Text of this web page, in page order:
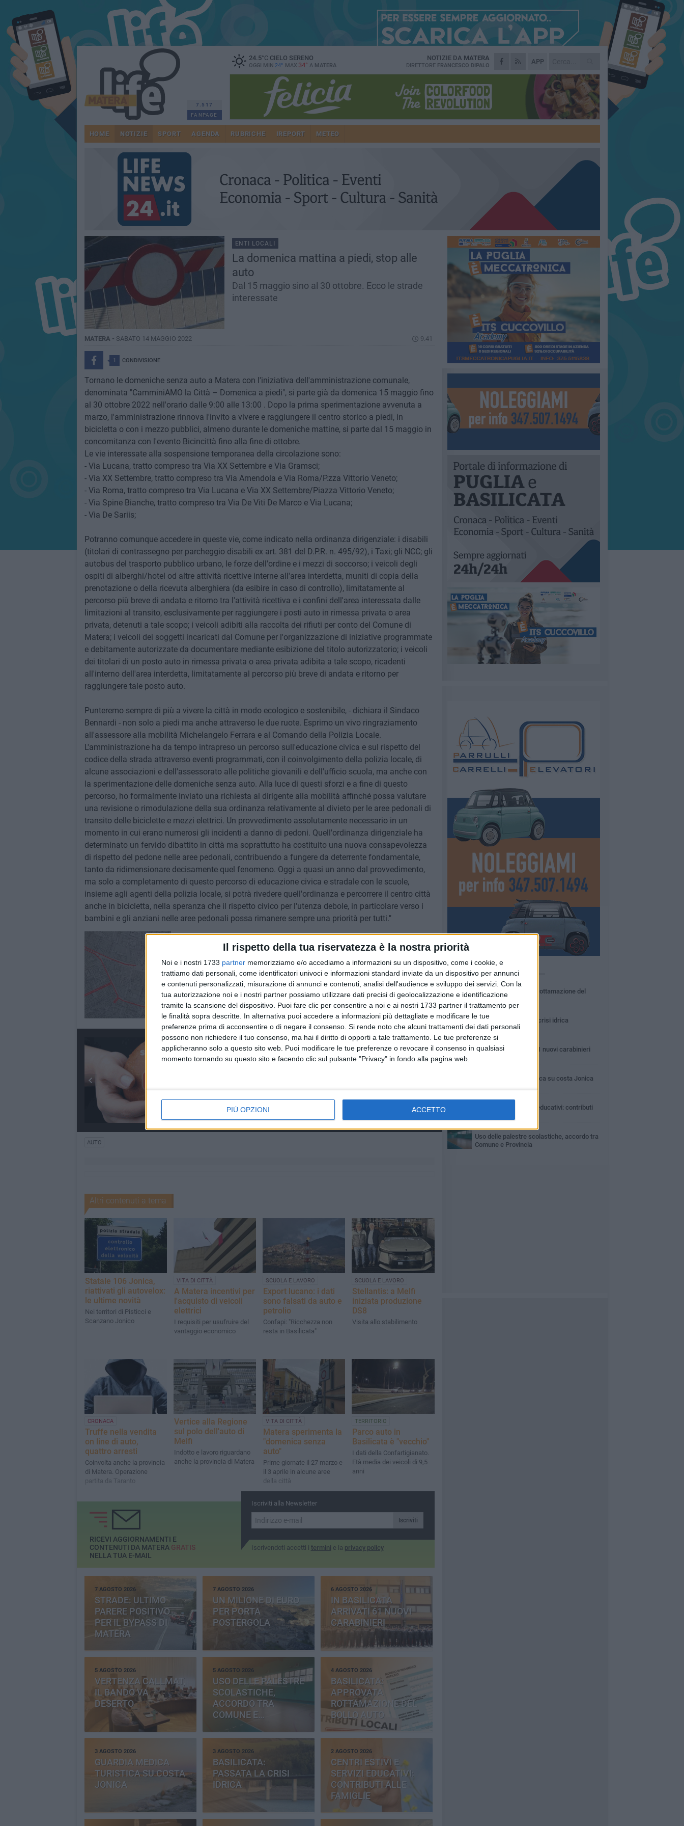
Il rispetto della tua riservatezza è la nostra priorità
Noi e i nostri 1733 partner memorizziamo e/o accediamo a informazioni su un dispositivo, come i cookie, e
trattiamo dati personali, come identificatori univoci e informazioni standard inviate da un dispositivo per annunci
e contenuti personalizzati, misurazione di annunci e contenuti, analisi dell'audience e sviluppo dei servizi. Con la
tua autorizzazione noi e i nostri partner possiamo utilizzare dati precisi di geolocalizzazione e identificazione
tramite la scansione del dispositivo. Puoi fare clic per consentire a noi e ai nostri 1733 partner il trattamento per
le finalità sopra descritte. In alternativa puoi accedere a informazioni più dettagliate e modificare le tue
preferenze prima di acconsentire o di negare il consenso. Si rende noto che alcuni trattamenti dei dati personali
possono non richiedere il tuo consenso, ma hai il diritto di opporti a tale trattamento. Le tue preferenze si
applicheranno solo a questo sito web. Puoi modificare le tue preferenze o revocare il consenso in qualsiasi
momento tornando su questo sito e facendo clic sul pulsante "Privacy" in fondo alla pagina web.
PIÙ OPZIONI ACCETTO
7.517
FANPAGE
24.5°CCIELO SERENO
OGGI MIN 24° MAX 34° A MATERA
APP
NOTIZIE DA MATERA
DIRETTORE FRANCESCO DIPALO
HOME NOTIZIE SPORT AGENDA RUBRICHE IREPORT METEO
ENTI LOCALI
La domenica mattina a piedi, stop alle
auto
Dal 15 maggio sino al 30 ottobre. Ecco le strade
interessate
MATERA - SABATO 14 MAGGIO 2022 9.41
1 CONDIVISIONE
Tornano le domeniche senza auto a Matera con l'iniziativa dell'amministrazione comunale,
denominata "CamminiAMO la Città – Domenica a piedi", si parte già da domenica 15 maggio fino
al 30 ottobre 2022 nell'orario dalle 9:00 alle 13:00 . Dopo la prima sperimentazione avvenuta a
marzo, l'amministrazione rinnova l'invito a vivere e raggiungere il centro storico a piedi, in
bicicletta o con i mezzo pubblici, almeno durante le domeniche mattine, si parte dal 15 maggio in
concomitanza con l'evento Bicincittà fino alla fine di ottobre.
Le vie interessate alla sospensione temporanea della circolazione sono:
- Via Lucana, tratto compreso tra Via XX Settembre e Via Gramsci;
- Via XX Settembre, tratto compreso tra Via Amendola e Via Roma/P.zza Vittorio Veneto;
- Via Roma, tratto compreso tra Via Lucana e Via XX Settembre/Piazza Vittorio Veneto;
- Via Spine Bianche, tratto compreso tra Via De Viti De Marco e Via Lucana;
- Via De Sariis;
Potranno comunque accedere in queste vie, come indicato nella ordinanza dirigenziale: i disabili
(titolari di contrassegno per parcheggio disabili ex art. 381 del D.P.R. n. 495/92), i Taxi; gli NCC; gli
autobus del trasporto pubblico urbano, le forze dell'ordine e i mezzi di soccorso; i veicoli degli
ospiti di alberghi/hotel od altre attività ricettive interne all'area interdetta, muniti di copia della
prenotazione o della ricevuta alberghiera (da esibire in caso di controllo), limitatamente al
percorso più breve di andata e ritorno tra l'attività ricettiva e i confini dell'area interessata dalle
limitazioni al transito, esclusivamente per raggiungere i posti auto in rimessa privata o area
privata, detenuti a tale scopo; i veicoli adibiti alla raccolta dei rifiuti per conto del Comune di
Matera; i veicoli dei soggetti incaricati dal Comune per l'organizzazione di iniziative programmate
e debitamente autorizzate da documentare mediante esibizione del titolo autorizzatorio; i veicoli
dei titolari di un posto auto in rimessa privata o area privata adibita a tale scopo, ricadenti
all'interno dell'area interdetta, limitatamente al percorso più breve di andata e ritorno per
raggiungere tale posto auto.
Punteremo sempre di più a vivere la città in modo ecologico e sostenibile, - dichiara il Sindaco
Bennardi - non solo a piedi ma anche attraverso le due ruote. Esprimo un vivo ringraziamento
all'assessore alla mobilità Michelangelo Ferrara e al Comando della Polizia Locale.
L'amministrazione ha da tempo intrapreso un percorso sull'educazione civica e sul rispetto del
codice della strada attraverso eventi programmati, con il coinvolgimento della polizia locale, di
alcune associazioni e dell'assessorato alle politiche giovanili e dell'ufficio scuola, ma anche con
la sperimentazione delle domeniche senza auto. Alla luce di questi sforzi e a fine di questo
percorso, ho formalmente inviato una richiesta al dirigente alla mobilità affinché possa valutare
una revisione o rimodulazione della sua ordinanza relativamente al divieto per le aree pedonali di
transito delle biciclette e mezzi elettrici. Un provvedimento assolutamente necessario in un
momento in cui erano numerosi gli incidenti a danno di pedoni. Quell'ordinanza dirigenziale ha
determinato un fervido dibattito in città ma soprattutto ha costituito una nuova consapevolezza
di rispetto del pedone nelle aree pedonali, contribuendo a fungere da deterrente fondamentale,
tanto da ridimensionare decisamente quel fenomeno. Oggi a quasi un anno dal provvedimento,
ma solo a completamento di questo percorso di educazione civica e stradale con le scuole,
insieme agli agenti della polizia locale, si potrà rivedere quell'ordinanza e percorrere il centro città
anche in bicicletta, nella speranza che il rispetto civico per l'utenza debole, in particolare verso i
bambini e gli anziani nelle aree pedonali possa rimanere sempre una priorità per tutti."
AUTO
Altri contenuti a tema
Statale 106 Jonica,
riattivati gli autovelox:
le ultime novità
Nei territori di Pisticci e
Scanzano Jonico
VITA DI CITTÀ
A Matera incentivi per
l'acquisto di veicoli
elettrici
I requisiti per usufruire del
vantaggio economico
SCUOLA E LAVORO
Export lucano: i dati
sono falsati da auto e
petrolio
Confapi: "Ricchezza non
resta in Basilicata"
SCUOLA E LAVORO
Stellantis: a Melfi
iniziata produzione
DS8
Visita allo stabilimento
CRONACA
Truffe nella vendita
on line di auto,
quattro arresti
Coinvolta anche la provincia
di Matera. Operazione
partita da Taranto
Vertice alla Regione
sul polo dell'auto di
Melfi
Indotto e lavoro riguardano
anche la provincia di Matera
VITA DI CITTÀ
Matera sperimenta la
"domenica senza
auto"
Prime giornate il 27 marzo e
il 3 aprile in alcune aree
della città
TERRITORIO
Parco auto in
Basilicata è "vecchio"
I dati della Confartigianato.
Età media dei veicoli di 9,5
anni
Iscriviti alla Newsletter
Iscriviti
Iscrivendoti accetti i termini e la privacy policy
RICEVI AGGIORNAMENTI E
CONTENUTI DA MATERA GRATIS
NELLA TUA E-MAIL
7 AGOSTO 2026
STRADE: ULTIMO
PARERE POSITIVO
PER IL BYPASS DI
MATERA
7 AGOSTO 2026
UN MILIONE DI EURO
PER PORTA
POSTERGOLA
6 AGOSTO 2026
IN BASILICATA
ARRIVATI 61 NUOVI
CARABINIERI
5 AGOSTO 2026
VERTENZA CALLMAT,
IL BANDO VA
DESERTO
5 AGOSTO 2026
USO DELLE PALESTRE
SCOLASTICHE,
ACCORDO TRA
COMUNE E
PROVINCIA
4 AGOSTO 2026
BASILICATA:
APPROVATA
ROTTAMAZIONE DEL
BOLLO AUTO
3 AGOSTO 2026
GUARDIA MEDICA
TURISTICA SU COSTA
JONICA
3 AGOSTO 2026
BASILICATA:
PASSATA LA CRISI
IDRICA
2 AGOSTO 2026
CENTRI ESTIVI E
SERVIZI EDUCATIVI:
CONTRIBUTI ALLE
FAMIGLIE
PIÙ LETTI QUESTA SETTIMANA
MARTEDÌ 4 AGOSTO
Basilicata: approvata rottamazione del
bollo auto
Basilicata: passata la crisi idrica
GIOVEDÌ 6 AGOSTO
In Basilicata arrivati 61 nuovi carabinieri
Guardia medica turistica su costa Jonica
DOMENICA 2 AGOSTO
Centri estivi e servizi educativi: contributi
MERCOLEDÌ 5 AGOSTO
Uso delle palestre scolastiche, accordo tra
Comune e Provincia